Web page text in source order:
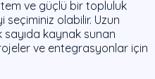
ve güçlü bir topluluk
seçiminiz olabilir. Uzun
sayıda kaynak sunan
ve entegrasyonlar için